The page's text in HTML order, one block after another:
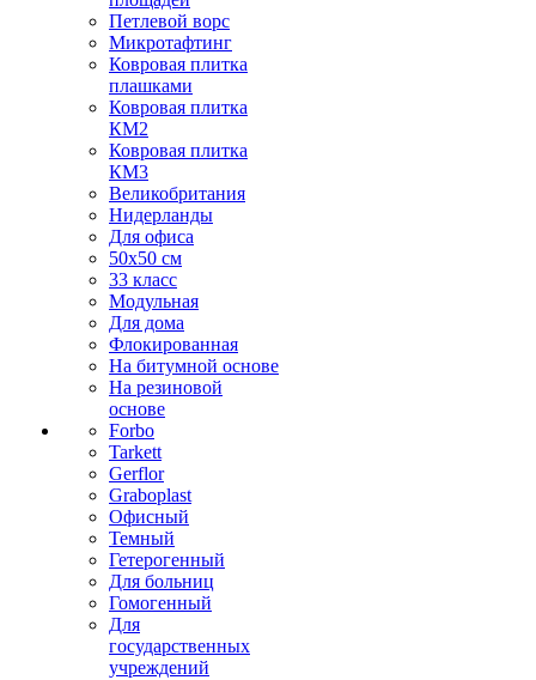
Петлевой ворс
Микротафтинг
Ковровая плитка
плашками
Ковровая плитка
КМ2
Ковровая плитка
КМ3
Великобритания
Нидерланды
Для офиса
50х50 см
33 класс
Модульная
Для дома
Флокированная
На битумной основе
На резиновой
основе
Forbo
Tarkett
Gerflor
Graboplast
Офисный
Темный
Гетерогенный
Для больниц
Гомогенный
Для
государственных
учреждений